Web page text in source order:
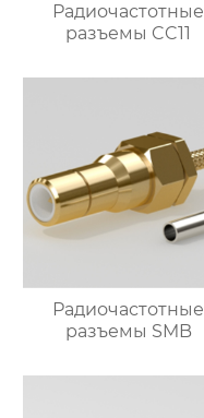
Радиочастотные
разъемы CC11
Радиочастотные
разъемы SMB